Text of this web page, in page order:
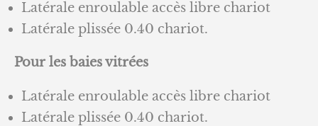
Latérale enroulable accès libre chariot
Latérale plissée 0.40 chariot.
Pour les baies vitrées
Latérale enroulable accès libre chariot
Latérale plissée 0.40 chariot.